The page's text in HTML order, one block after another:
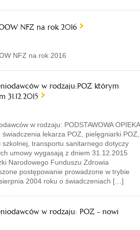
NFZ na rok 2016
NFZ na rok 2016
w rodzaju:POZ którym
31.12.2015
w rodzaju: PODSTAWOWA OPIEKA
lekarza POZ, pielęgniarki POZ,
szkolnej, transportu sanitarnego dotyczy
umowy wygasają z dniem 31.12.2015
Narodowego Funduszu Zdrowia
postępowanie prowadzone w trybie
2004 roku o świadczeniach […]
w rodzaju: POZ - nowi